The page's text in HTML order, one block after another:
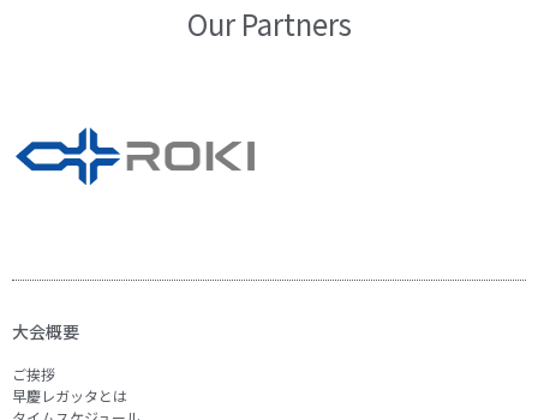
Our Partners
大会概要
ご挨拶
早慶レガッタとは